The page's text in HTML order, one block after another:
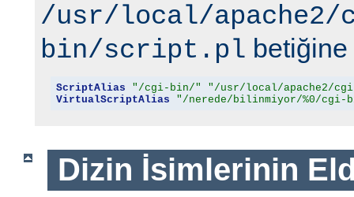
/usr/local/apache2/
bin/script.pl
ScriptAlias "/cgi-bin/"
"/usr/local/apache2/
VirtualScriptAlias
"/nerede/bilinmiyor/%0/cgi-
Dizin İsimlerinin